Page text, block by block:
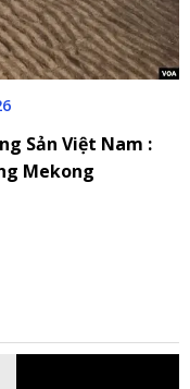
Sản Việt Nam :
Mekong